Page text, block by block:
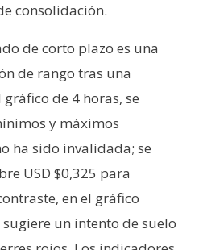
consolidación.
de corto plazo es una
de rango tras una
de 4 horas, se
y máximos
ha sido invalidada; se
USD $0,325 para
en el gráfico
un intento de suelo